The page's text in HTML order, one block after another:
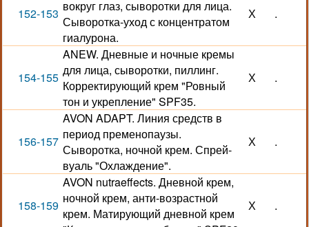
152-153 вокруг глаз, сыворотки для лица.
Сыворотка-уход с концентратом
гиалурона.
Х .
154-155
ANEW. Дневные и ночные кремы
для лица, сыворотки, пиллинг.
Корректирующий крем "Ровный
тон и укрепление" SPF35.
Х .
156-157
AVON ADAPT. Линия средств в
период пременопаузы.
Сыворотка, ночной крем. Спрей-
вуаль "Охлаждение".
Х .
158-159
AVON nutraeffects. Дневной крем,
ночной крем, анти-возрастной
крем. Матирующий дневной крем
Х .